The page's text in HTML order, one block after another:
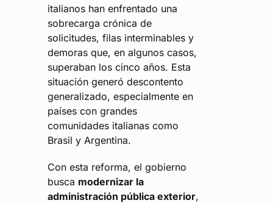
italianos han enfrentado una
sobrecarga crónica de
solicitudes, filas interminables y
demoras que, en algunos casos,
superaban los cinco años. Esta
situación generó descontento
generalizado, especialmente en
países con grandes
comunidades italianas como
Brasil y Argentina.
Con esta reforma, el gobierno
busca modernizar la
administración pública exterior,